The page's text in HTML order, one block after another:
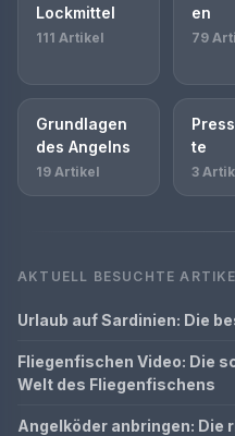
Lockmittel
111 Artikel
en
79
Grundlagen
des Angelns
19 Artikel
te
3
AKTUELL BESUCHTE
Urlaub auf Sardinien: Die
Fliegenfischen Video: Die
Welt des Fliegenfischens
Angelköder anbringen: Die